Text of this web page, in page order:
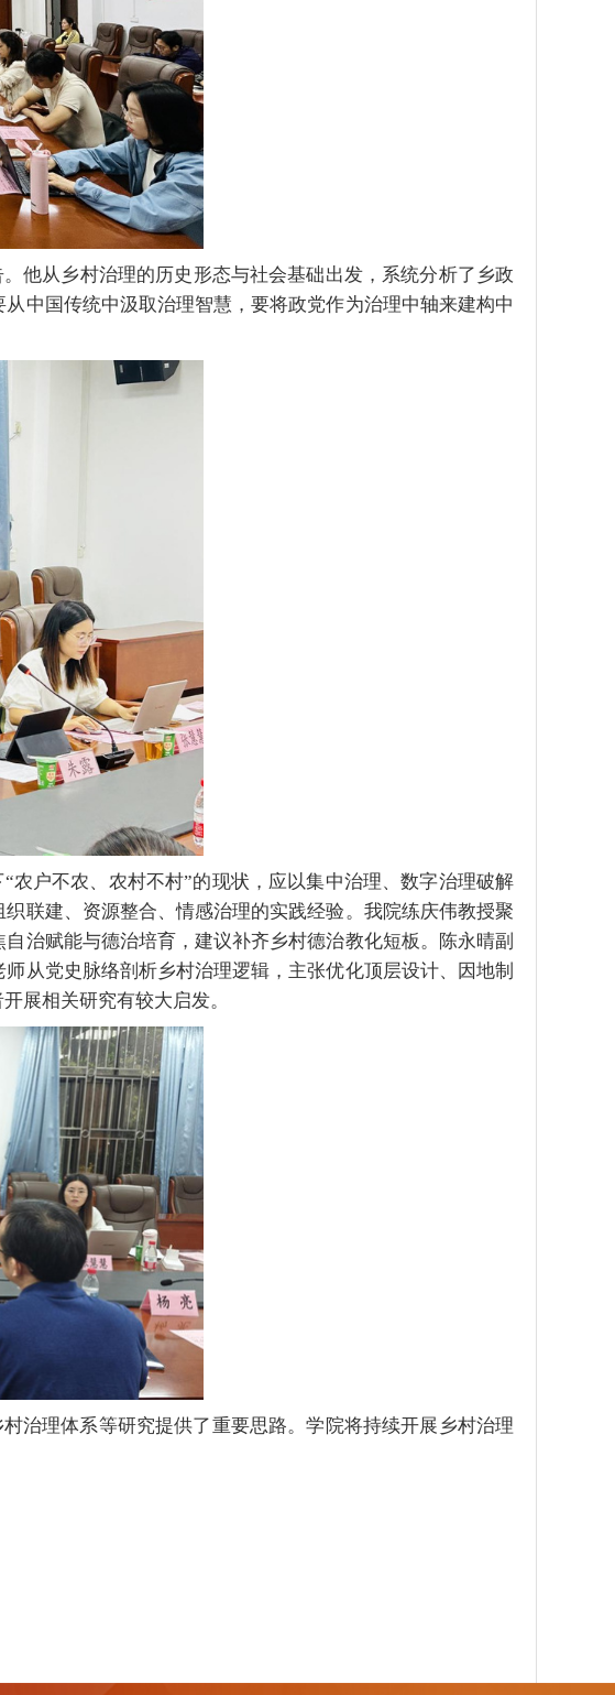
他从乡村治理的历史形态与社会基础出发， 系统分析了乡政
中国传统中汲取治理智慧，要将政党作为治理中轴来建构中
农户不农、农村不村”的现状， 应以集中治理、数字治理破解
联建、资源整合、情感治理的实践经验。我院练庆伟教授聚
治赋能与德治培育，建议补齐乡村德治教化短板。陈永晴副
从党史脉络剖析乡村治理逻辑，主张优化顶层设计、因地制
展相关研究有较大启发。
治理体系等研究提供了重要思路。学院将持续开展乡村治理